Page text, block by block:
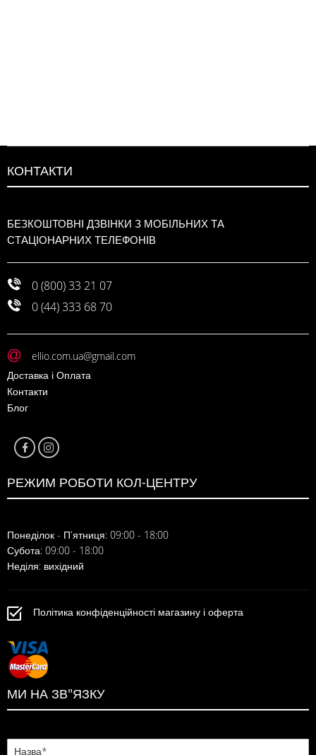
КОНТАКТИ
БЕЗКОШТОВНІ ДЗВІНКИ З МОБІЛЬНИХ ТА
СТАЦІОНАРНИХ ТЕЛЕФОНІВ
0 (800) 33 21 07
0 (44) 333 68 70
ellio.com.ua@gmail.com
Доставка і Оплата
Контакти
Блог
РЕЖИМ РОБОТИ КОЛ-ЦЕНТРУ
Понеділок - П'ятниця: 09:00 - 18:00
Субота: 09:00 - 18:00
Неділя: вихідний
Політика конфіденційності магазину і оферта
МИ НА ЗВ"ЯЗКУ